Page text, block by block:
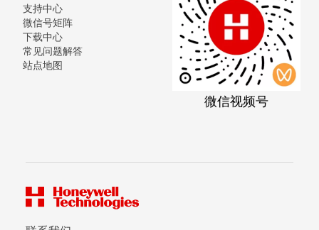
支持中心
微信号矩阵
下载中心
常见问题解答
站点地图
微信视频号